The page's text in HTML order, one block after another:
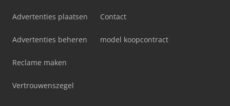
Advertenties plaatsen
Advertenties beheren
Reclame maken
Vertrouwenszegel
Contact
model koopcontract